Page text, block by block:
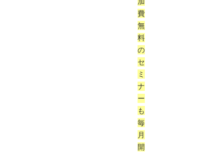
費
無
料
の
セ
ミ
ナ
ー
も
毎
月
開